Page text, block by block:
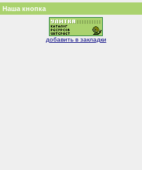
Наша кнопка
добавить в закладки